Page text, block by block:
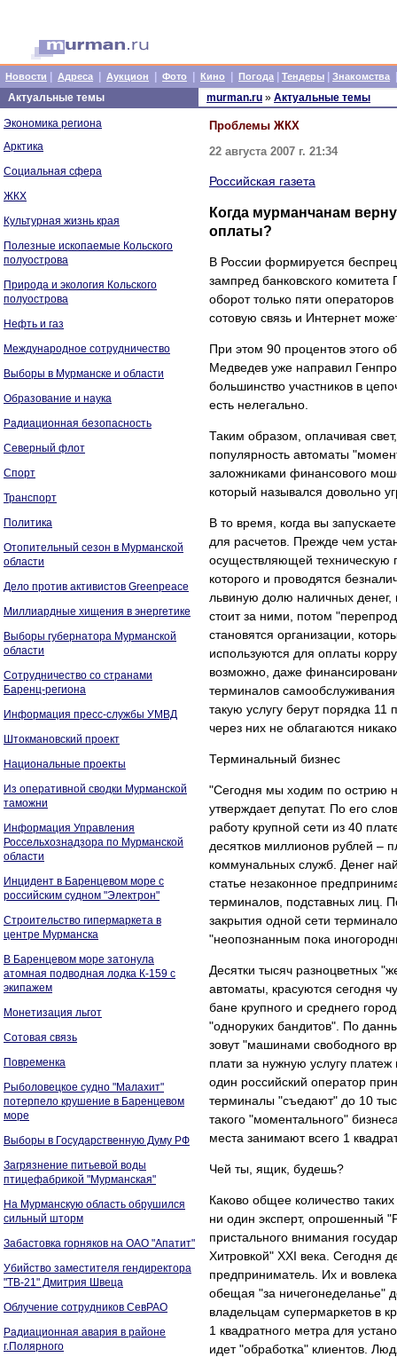
Новости Адреса Аукцион Фото Кино Погода Тендеры Знакомства
Актуальные темы
Экономика региона
Арктика
Социальная сфера
ЖКХ
Культурная жизнь края
Полезные ископаемые Кольского
полуострова
Природа и экология Кольского
полуострова
Нефть и газ
Международное сотрудничество
Выборы в Мурманске и области
Образование и наука
Радиационная безопасность
Северный флот
Спорт
Транспорт
Политика
Отопительный сезон в Мурманской
области
Дело против активистов Greenpeace
Миллиардные хищения в энергетике
Выборы губернатора Мурманской
области
Сотрудничество со странами
Баренц-региона
Информация пресс-службы УМВД
Штокмановский проект
Национальные проекты
Из оперативной сводки Мурманской
таможни
Информация Управления
Россельхознадзора по Мурманской
области
Инцидент в Баренцевом море с
российским судном "Электрон"
Строительство гипермаркета в
центре Мурманска
В Баренцевом море затонула
атомная подводная лодка К-159 с
экипажем
Монетизация льгот
Сотовая связь
Повременка
Рыболовецкое судно "Малахит"
потерпело крушение в Баренцевом
море
Выборы в Государственную Думу РФ
Загрязнение питьевой воды
птицефабрикой "Мурманская"
На Мурманскую область обрушился
сильный шторм
Забастовка горняков на ОАО "Апатит"
Убийство заместителя гендиректора
"ТВ-21" Дмитрия Швеца
Облучение сотрудников СевРАО
Радиационная авария в районе
г.Полярного
murman.ru » Актуальные темы
Проблемы ЖКХ
22 августа 2007 г. 21:34
Российская газета
Когда мурманчанам
оплаты?
В России формируется
зампред банковского
оборот только пяти
сотовую связь и Интернет
При этом 90 процентов этого
Медведев уже направил
большинство участников в
есть нелегально.
Таким образом, оплачивая
популярность автоматы
заложниками финансового
который назывался довольно
В то время, когда вы
для расчетов. Прежде чем
осуществляющей техническую
которого и проводятся
львиную долю наличных денег,
стоит за ними, потом
становятся организации,
используются для оплаты
возможно, даже
терминалов
такую услугу берут порядка
через них не облагаются
Терминальный бизнес
"Сегодня мы ходим по острию
утверждает депутат. По его
работу крупной сети из 40
десятков миллионов рублей –
коммунальных служб. Денег
статье незаконное
терминалов, подставных лиц.
закрытия одной сети
"неопознанным пока
Десятки тысяч разноцветных
автоматы, красуются сегодня
бане крупного и среднего
"одноруких бандитов". По
зовут "машинами свободного
плати за нужную услугу
один российский оператор
терминалы "съедают" до 10
такого "моментального"
места занимают всего 1
Чей ты, ящик, будешь?
Каково общее количество
ни один эксперт, опрошенный
пристального внимания
Хитровкой" XXI века. Сегодня
предприниматель. Их и
обещая "за ничегонеделанье"
владельцам супермаркетов в
1 квадратного метра для
идет "обработка" клиентов.